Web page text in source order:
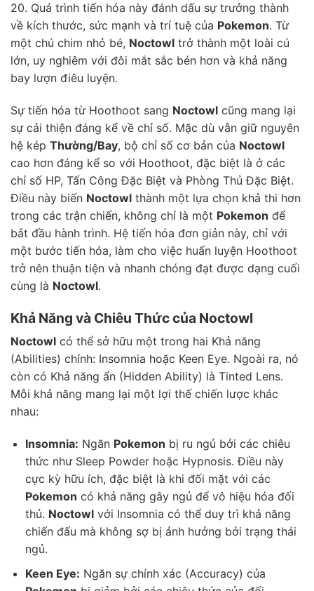
20. Quá trình tiến hóa này đánh dấu sự trưởng thành
về kích thước, sức mạnh và trí tuệ của Pokemon. Từ
một chú chim nhỏ bé, Noctowl trở thành một loài cú
lớn, uy nghiêm với đôi mắt sắc bén hơn và khả năng
bay lượn điêu luyện.
Sự tiến hóa từ Hoothoot sang Noctowl cũng mang lại
sự cải thiện đáng kể về chỉ số. Mặc dù vẫn giữ nguyên
hệ kép Thường/Bay, bộ chỉ số cơ bản của Noctowl
cao hơn đáng kể so với Hoothoot, đặc biệt là ở các
chỉ số HP, Tấn Công Đặc Biệt và Phòng Thủ Đặc Biệt.
Điều này biến Noctowl thành một lựa chọn khả thi hơn
trong các trận chiến, không chỉ là một Pokemon để
bắt đầu hành trình. Hệ tiến hóa đơn giản này, chỉ với
một bước tiến hóa, làm cho việc huấn luyện Hoothoot
trở nên thuận tiện và nhanh chóng đạt được dạng cuối
cùng là Noctowl.
Khả Năng và Chiêu Thức của Noctowl
Noctowl có thể sở hữu một trong hai Khả năng
(Abilities) chính: Insomnia hoặc Keen Eye. Ngoài ra, nó
còn có Khả năng ẩn (Hidden Ability) là Tinted Lens.
Mỗi khả năng mang lại một lợi thế chiến lược khác
nhau:
Insomnia: Ngăn Pokemon bị ru ngủ bởi các chiêu
thức như Sleep Powder hoặc Hypnosis. Điều này
cực kỳ hữu ích, đặc biệt là khi đối mặt với các
Pokemon có khả năng gây ngủ để vô hiệu hóa đối
thủ. Noctowlvới Insomnia có thể duy trì khả năng
chiến đấu mà không sợ bị ảnh hưởng bởi trạng thái
ngủ.
Keen Eye: Ngăn sự chính xác (Accuracy) của